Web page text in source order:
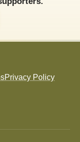
Privacy Policy